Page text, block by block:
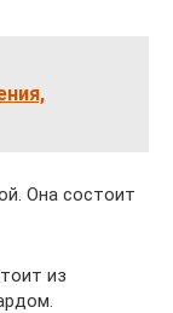
Она состоит
из